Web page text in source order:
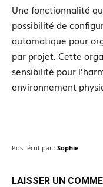
Une fonctionnalité
possibilité de
automatique pour
par projet. Cette
sensibilité pour
environnement
Post écrit par : Sophie
LAISSER UN